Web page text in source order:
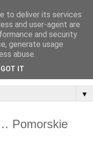
▼
Pomorskie
to deliver its services
and user-agent are
and security
generate usage
abuse.
GOT IT